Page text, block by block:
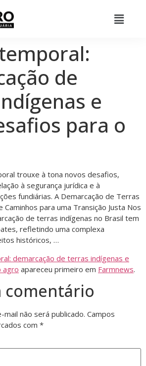
de
e
para o
trouxe à tona novos desafios,
à segurança jurídica e à
fundiárias. A Demarcação de Terras
Caminhos para uma Transição Justa Nos
de terras indígenas no Brasil tem
refletindo uma complexa
históricos, …
demarcação de terras indígenas e
agro apareceu primeiro em Farmnews.
comentário
não será publicado. Campos
com *